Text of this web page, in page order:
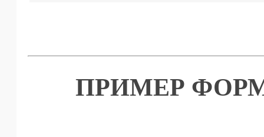
ПРИМЕР